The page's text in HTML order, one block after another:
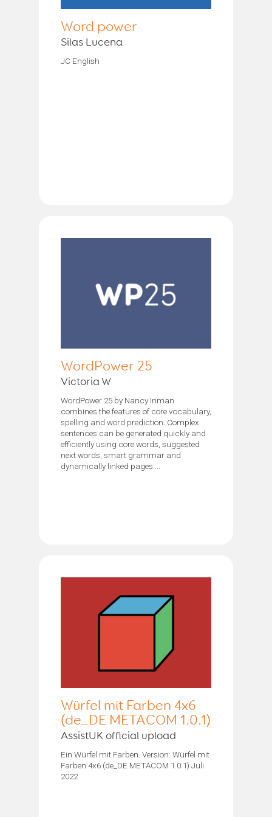
Word power
Silas Lucena
JC English
WordPower 25
Victoria W
WordPower 25 by Nancy Inman
combines the features of core vocabulary,
spelling and word prediction. Complex
sentences can be generated quickly and
efficiently using core words, suggested
next words, smart grammar and
dynamically linked pages....
Würfel mit Farben 4x6
(de_DE METACOM 1.0.1)
AssistUK official upload
Ein Würfel mit Farben. Version: Würfel mit
Farben 4x6 (de_DE METACOM 1.0.1) Juli
2022